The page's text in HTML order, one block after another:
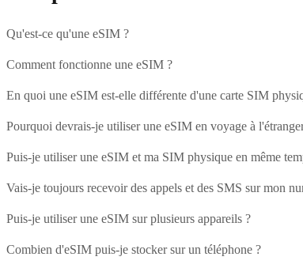
Qu'est-ce qu'une eSIM ?
Comment fonctionne une eSIM ?
En quoi une eSIM est-elle différente d'une carte SIM
Pourquoi devrais-je utiliser une eSIM en voyage à
Puis-je utiliser une eSIM et ma SIM physique en même
Vais-je toujours recevoir des appels et des SMS sur mon
Puis-je utiliser une eSIM sur plusieurs appareils ?
Combien d'eSIM puis-je stocker sur un téléphone ?